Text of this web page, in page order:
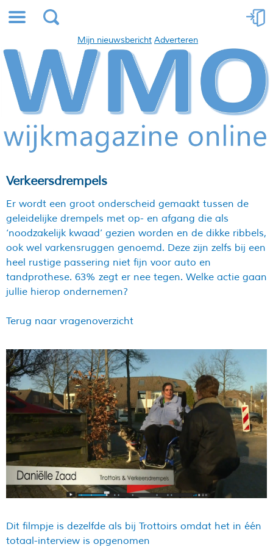
Mijn nieuwsbericht Adverteren
Verkeersdrempels
Er wordt een groot onderscheid gemaakt tussen de
geleidelijke drempels met op- en afgang die als
‘noodzakelijk kwaad’ gezien worden en de dikke ribbels,
ook wel varkensruggen genoemd. Deze zijn zelfs bij een
heel rustige passering niet fijn voor auto en
tandprothese. 63% zegt er nee tegen. Welke actie gaan
jullie hierop ondernemen?
Terug naar vragenoverzicht
Dit filmpje is dezelfde als bij Trottoirs omdat het in één
totaal-interview is opgenomen